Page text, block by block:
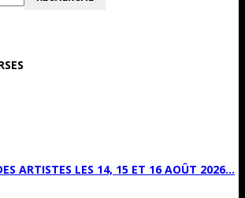
ARTISTES LES 14, 15 ET 16 AOÛT 2026...